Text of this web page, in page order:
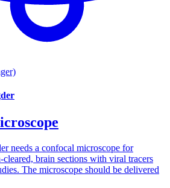
needs a confocal microscope for
brain sections with viral tracers
The microscope should be delivered